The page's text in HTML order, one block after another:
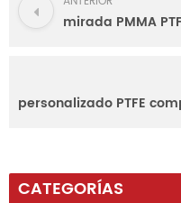
CATEGORÍAS